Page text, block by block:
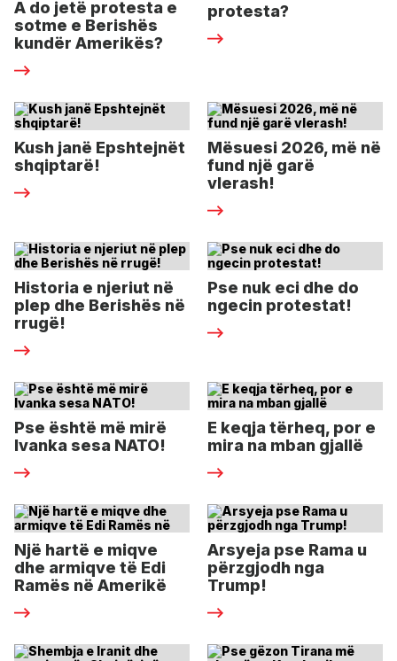
A do jetë protesta e
sotme e Berishës
kundër Amerikës?
protesta?
Kush janë Epshtejnët
shqiptarë!
Mësuesi 2026, më në
fund një garë
vlerash!
Historia e njeriut në
plep dhe Berishës në
rrugë!
Pse nuk eci dhe do
ngecin protestat!
Pse është më mirë
Ivanka sesa NATO!
E keqja tërheq, por e
mira na mban gjallë
Një hartë e miqve
dhe armiqve të Edi
Ramës në Amerikë
Arsyeja pse Rama u
përzgjodh nga
Trump!